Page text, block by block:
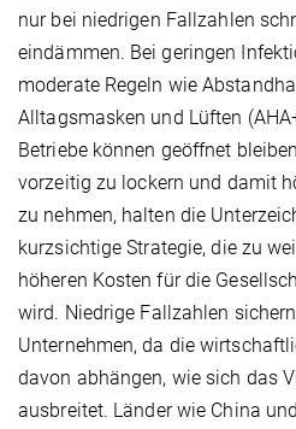
nur bei niedrigen Fallzahlen
eindämmen. Bei geringen
moderate Regeln wie
Alltagsmasken und Lüften
Betriebe können geöffnet
vorzeitig zu lockern und damit
zu nehmen, halten die
kurzsichtige Strategie, die zu
höheren Kosten für die
wird. Niedrige Fallzahlen
Unternehmen, da die
davon abhängen, wie sich das
ausbreitet. Länder wie China